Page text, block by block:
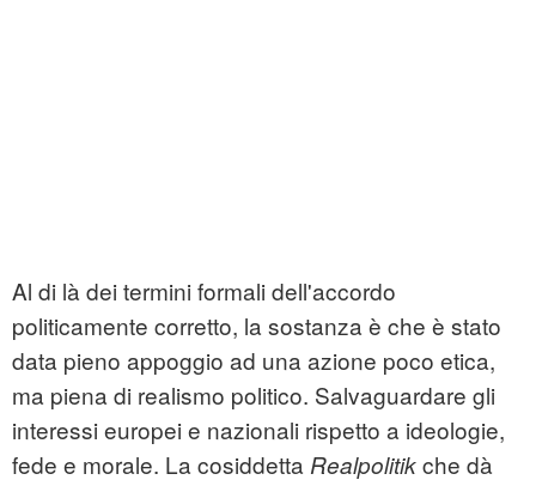
Al di là dei termini formali dell'accordo
politicamente corretto, la sostanza è che è stato
data pieno appoggio ad una azione poco etica,
ma piena di realismo politico. Salvaguardare gli
interessi europei e nazionali rispetto a ideologie,
fede e morale. La cosiddetta Realpolitikche dà